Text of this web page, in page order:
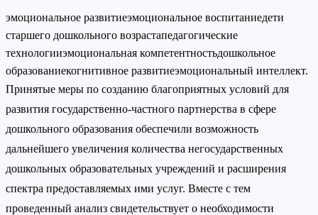
эмоциональное развитиеэмоциональное воспитаниедети
старшего дошкольного возрастапедагогические
технологииэмоциональная компетентностьдошкольное
образованиекогнитивное развитиеэмоциональный интеллект.
Принятые меры по созданию благоприятных условий для
развития государственно-частного партнерства в сфере
дошкольного образования обеспечили возможность
дальнейшего увеличения количества негосударственных
дошкольных образовательных учреждений и расширения
спектра предоставляемых ими услуг. Вместе с тем
проведенный анализ свидетельствует о необходимости